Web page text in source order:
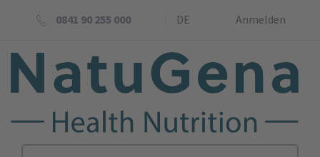
0841 90 255 000 DE Anmelden